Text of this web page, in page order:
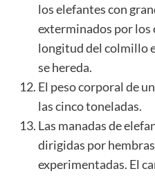
los elefantes con
exterminados por los
longitud del colmillo
se hereda.
El peso corporal de
las cinco toneladas.
Las manadas de
dirigidas por
experimentadas. El